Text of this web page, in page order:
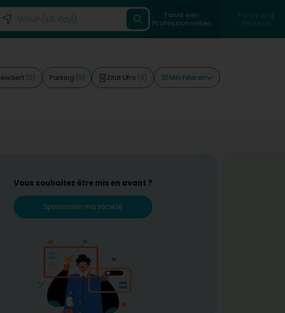
Fannt een
Professionnellen
Fannt eng
Persoun
(2) Parking (3) Zitat Ufro (4) Méi Filteren
Vous souhaitez être mis en avant ?
Sponsoriser ma société